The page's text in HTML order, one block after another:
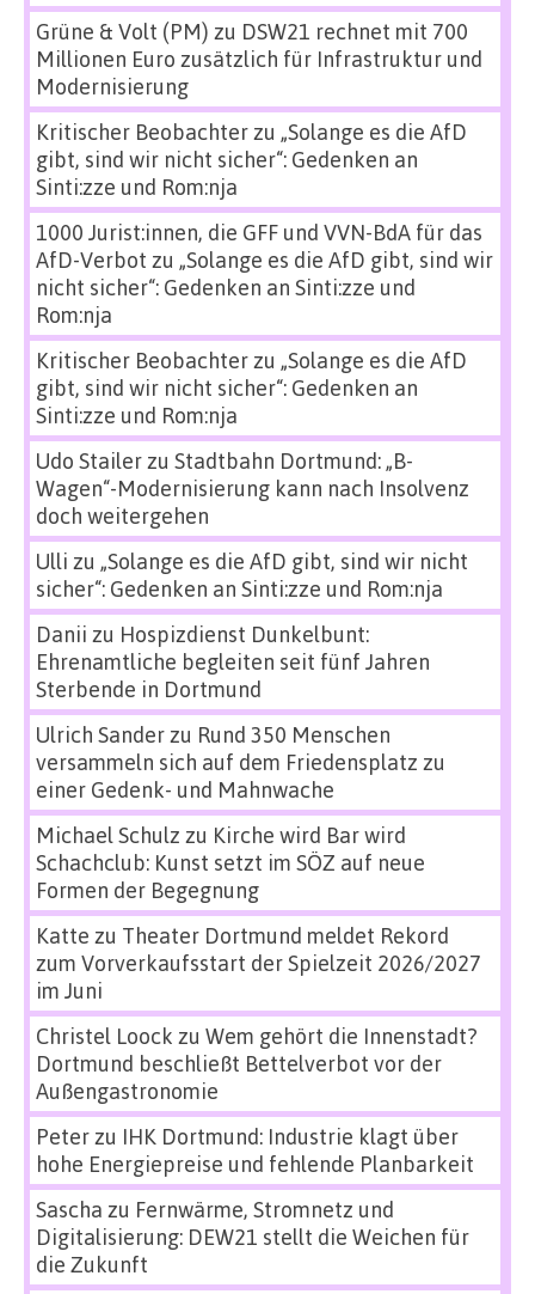
Grüne & Volt (PM) zu DSW21 rechnet mit 700
Millionen Euro zusätzlich für Infrastruktur und
Modernisierung
Kritischer Beobachterzu „Solange es die AfD
gibt, sind wir nicht sicher“: Gedenken an
Sinti:zze und Rom:nja
1000 Jurist:innen, die GFF und VVN-BdA für das
AfD-Verbot zu „Solange es die AfD gibt, sind wir
nicht sicher“: Gedenken an Sinti:zze und
Rom:nja
Kritischer Beobachterzu „Solange es die AfD
gibt, sind wir nicht sicher“: Gedenken an
Sinti:zze und Rom:nja
Udo Stailerzu Stadtbahn Dortmund: „B-
Wagen“-Modernisierung kann nach Insolvenz
doch weitergehen
Ulli zu „Solange es die AfD gibt, sind wir nicht
sicher“: Gedenken an Sinti:zze und Rom:nja
Danii zu Hospizdienst Dunkelbunt:
Ehrenamtliche begleiten seit fünf Jahren
Sterbende in Dortmund
Ulrich Sanderzu Rund 350 Menschen
versammeln sich auf dem Friedensplatz zu
einer Gedenk- und Mahnwache
Michael Schulz zu Kirche wird Bar wird
Schachclub: Kunst setzt im SÖZ auf neue
Formen der Begegnung
Katte zu Theater Dortmund meldet Rekord
zum Vorverkaufsstart der Spielzeit 2026/2027
im Juni
Christel Loock zu Wem gehört die Innenstadt?
Dortmund beschließt Bettelverbot vor der
Außengastronomie
Peterzu IHK Dortmund: Industrie klagt über
hohe Energiepreise und fehlende Planbarkeit
Sascha zu Fernwärme, Stromnetz und
Digitalisierung: DEW21 stellt die Weichen für
die Zukunft